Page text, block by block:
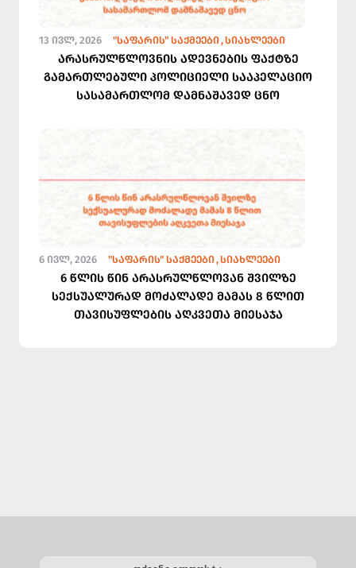
13 ᲘᲕᲚ, 2026 "ᲡᲐᲤᲐᲠᲘᲡ" ᲡᲐᲥᲛᲔᲔᲑᲘ ᲡᲘᲐᲮᲚᲔᲔᲑᲘ
არასრულწლოვნის ადევნების ფაქტზე
გამართლებული პოლიციელი სააპელაციო
სასამართლომ დამნაშავედ ცნო
6 ᲘᲕᲚ, 2026 "ᲡᲐᲤᲐᲠᲘᲡ" ᲡᲐᲥᲛᲔᲔᲑᲘ ᲡᲘᲐᲮᲚᲔᲔᲑᲘ
6 წლის წინ არასრულწლოვან შვილზე
სექსუალურად მოძალადე მამას 8 წლით
თავისუფლების აღკვეთა მიესაჯა